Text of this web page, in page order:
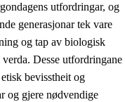
utfordringar, og
generasjonar tek vare
og tap av biologisk
Desse utfordringane
bevisstheit og
og gjere nødvendige